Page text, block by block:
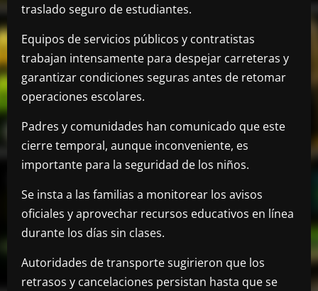
traslado seguro de estudiantes.
Equipos de servicios públicos y contratistas
trabajan intensamente para despejar carreteras y
garantizar condiciones seguras antes de retomar
operaciones escolares.
Padres y comunidades han comunicado que este
cierre temporal, aunque inconveniente, es
importante para la seguridad de los niños.
Se insta a las familias a monitorear los avisos
oficiales y aprovechar recursos educativos en línea
durante los días sin clases.
Autoridades de transporte sugirieron que los
retrasos y cancelaciones persistan hasta que se